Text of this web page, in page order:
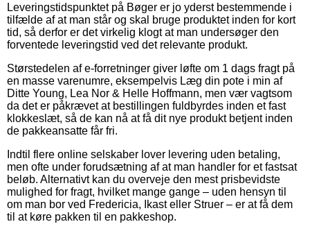
Leveringstidspunktet på Bøger er jo yderst bestemmende i
tilfælde af at man står og skal bruge produktet inden for kort
tid, så derfor er det virkelig klogt at man undersøger den
forventede leveringstid ved det relevante produkt.
Størstedelen af e-forretninger giver løfte om 1 dags fragt på
en masse varenumre, eksempelvis Læg din pote i min af
Ditte Young, Lea Nor & Helle Hoffmann, men vær vagtsom
da det er påkrævet at bestillingen fuldbyrdes inden et fast
klokkeslæt, så de kan nå at få dit nye produkt betjent inden
de pakkeansatte får fri.
Indtil flere online selskaber lover levering uden betaling,
men ofte under forudsætning af at man handler for et fastsat
beløb. Alternativt kan du overveje den mest prisbevidste
mulighed for fragt, hvilket mange gange – uden hensyn til
om man bor ved Fredericia, Ikast eller Struer – er at få dem
til at køre pakken til en pakkeshop.